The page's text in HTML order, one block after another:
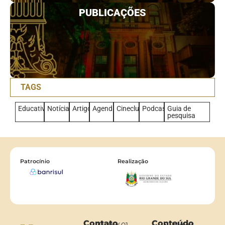
PUBLICAÇÕES
TAGS
EducativoNotíciasArtigo Agenda CineclubPodcastGuia de
pesquisa
Patrocínio Realização